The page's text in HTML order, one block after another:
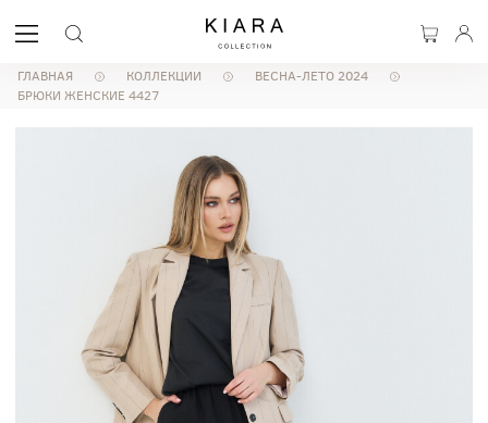
ГЛАВНАЯ КОЛЛЕКЦИИ
ВЕСНА-ЛЕТО 2024
БРЮКИ ЖЕНСКИЕ 4427